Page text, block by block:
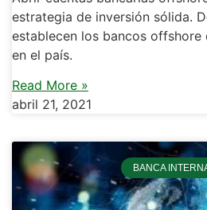
estrategia de inversión sólida.
establecen los bancos offshore
en el país.
Read More »
abril 21, 2021
BANCA